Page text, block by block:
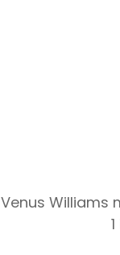
Venus Williams